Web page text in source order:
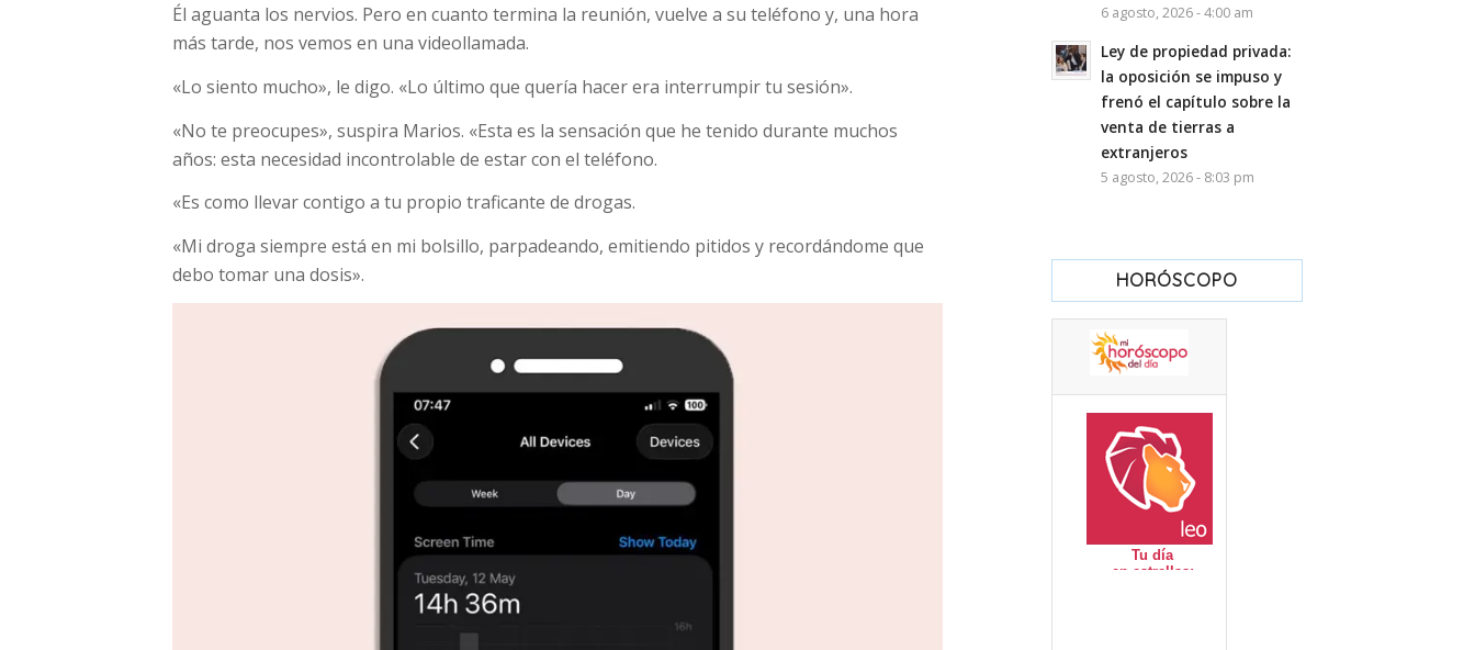
Él aguanta los nervios. Pero en cuanto termina la reunión, vuelve a su teléfono y, una hora
más tarde, nos vemos en una videollamada.
«Lo siento mucho», le digo. «Lo último que quería hacer era interrumpir tu sesión».
«No te preocupes», suspira Marios. «Esta es la sensación que he tenido durante muchos
años: esta necesidad incontrolable de estar con el teléfono.
«Es como llevar contigo a tu propio traficante de drogas.
«Mi droga siempre está en mi bolsillo, parpadeando, emitiendo pitidos y recordándome que
debo tomar una dosis».
6 agosto, 2026 - 4:00 am
Ley de propiedad privada:
la oposición se impuso y
frenó el capítulo sobre la
venta de tierras a
extranjeros
5 agosto, 2026 - 8:03 pm
HORÓSCOPO